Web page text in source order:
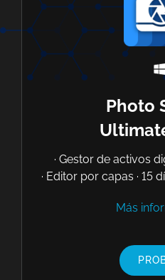
Photo
· Gestor de activos
· Editor por capas · 15
Más